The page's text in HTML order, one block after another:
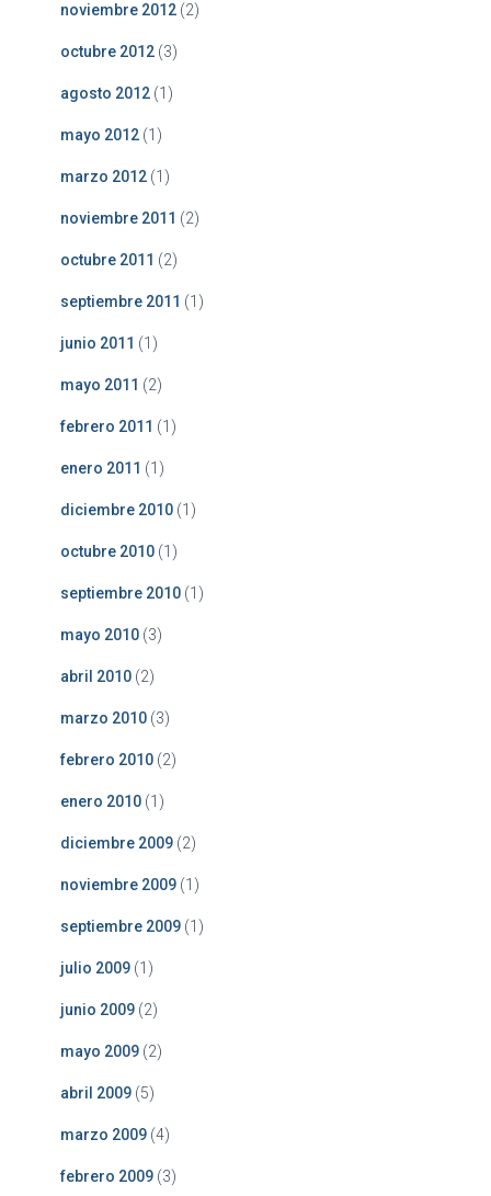
noviembre 2012 (2)
octubre 2012 (3)
agosto 2012 (1)
mayo 2012 (1)
marzo 2012 (1)
noviembre 2011 (2)
octubre 2011 (2)
septiembre 2011 (1)
junio 2011 (1)
mayo 2011 (2)
febrero 2011 (1)
enero 2011 (1)
diciembre 2010 (1)
octubre 2010 (1)
septiembre 2010 (1)
mayo 2010 (3)
abril 2010 (2)
marzo 2010 (3)
febrero 2010 (2)
enero 2010 (1)
diciembre 2009 (2)
noviembre 2009 (1)
septiembre 2009 (1)
julio 2009 (1)
junio 2009 (2)
mayo 2009 (2)
abril 2009 (5)
marzo 2009 (4)
febrero 2009 (3)